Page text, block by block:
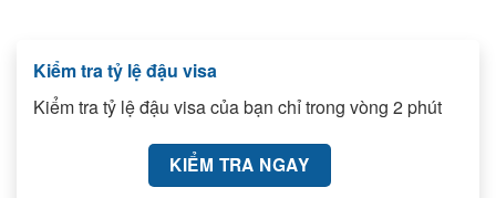
Kiểm tra tỷ lệ đậu visa
Kiểm tra tỷ lệ đậu visa của bạn chỉ trong vòng 2 phút
KIỂM TRA NGAY